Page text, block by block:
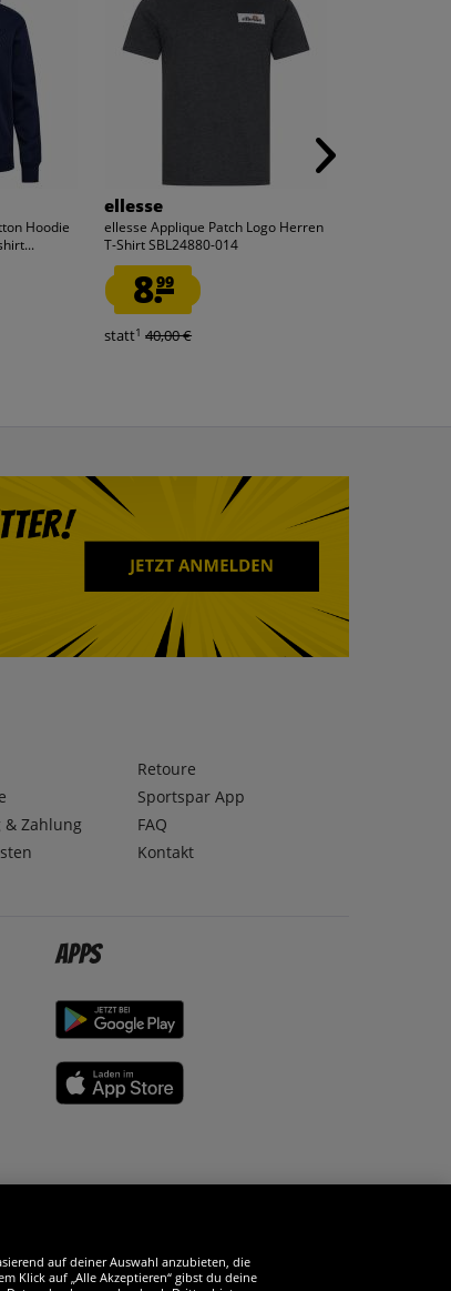
Hoodie
ellesse
ellesse Applique Patch Logo Herren
T-Shirt SBL24880-014
8.99
statt1 40,00 €
& Zahlung
Retoure
Sportspar App
FAQ
Kontakt
Apps
auf deiner Auswahl anzubieten, die
Klick auf „Alle Akzeptieren“ gibst du deine